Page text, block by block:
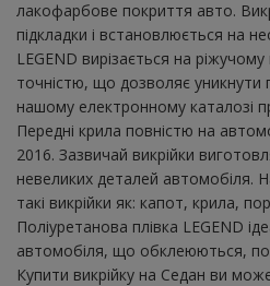
лакофарбове покриття авто.
підкладки і встановлюється на
LEGEND вирізається на
точністю, що дозволяє уникнути
нашому електронному каталозі
Передні крила повністю на
2016. Зазвичай викрійки
невеликих деталей автомобіля.
такі викрійки як: капот, крила,
Поліуретанова плівка LEGEND
автомобіля, що обклеюються,
Купити викрійку на Седан ви